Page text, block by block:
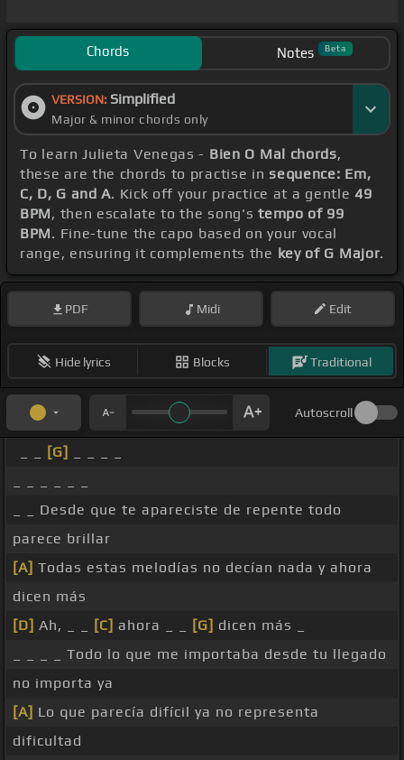
Chords Notes Beta
VERSION: Simplified
Major & minor chords only
To learn Julieta Venegas - Bien O Mal chords,
these are the chords to practise insequence: Em,
C, D, G and A. Kick off your practice at a gentle49
BPM, then escalate to the song'stempo of 99
BPM. Fine-tune the capo based on your vocal
range, ensuring it complements the key of G Major.
PDF Midi Edit
Hide lyrics Blocks Traditional
Autoscroll
[G]
_ _ Desde que te apareciste de repente todo
parece brillar
[A] Todas estas melodías no decían nada y ahora
dicen más
[D] Ah, _ _ [C] ahora _ _ [G] dicen más _
_ _ _ _ Todo lo que me importaba desde tu llegado
no importa ya
[A] Lo que parecía difícil ya no representa
dificultad